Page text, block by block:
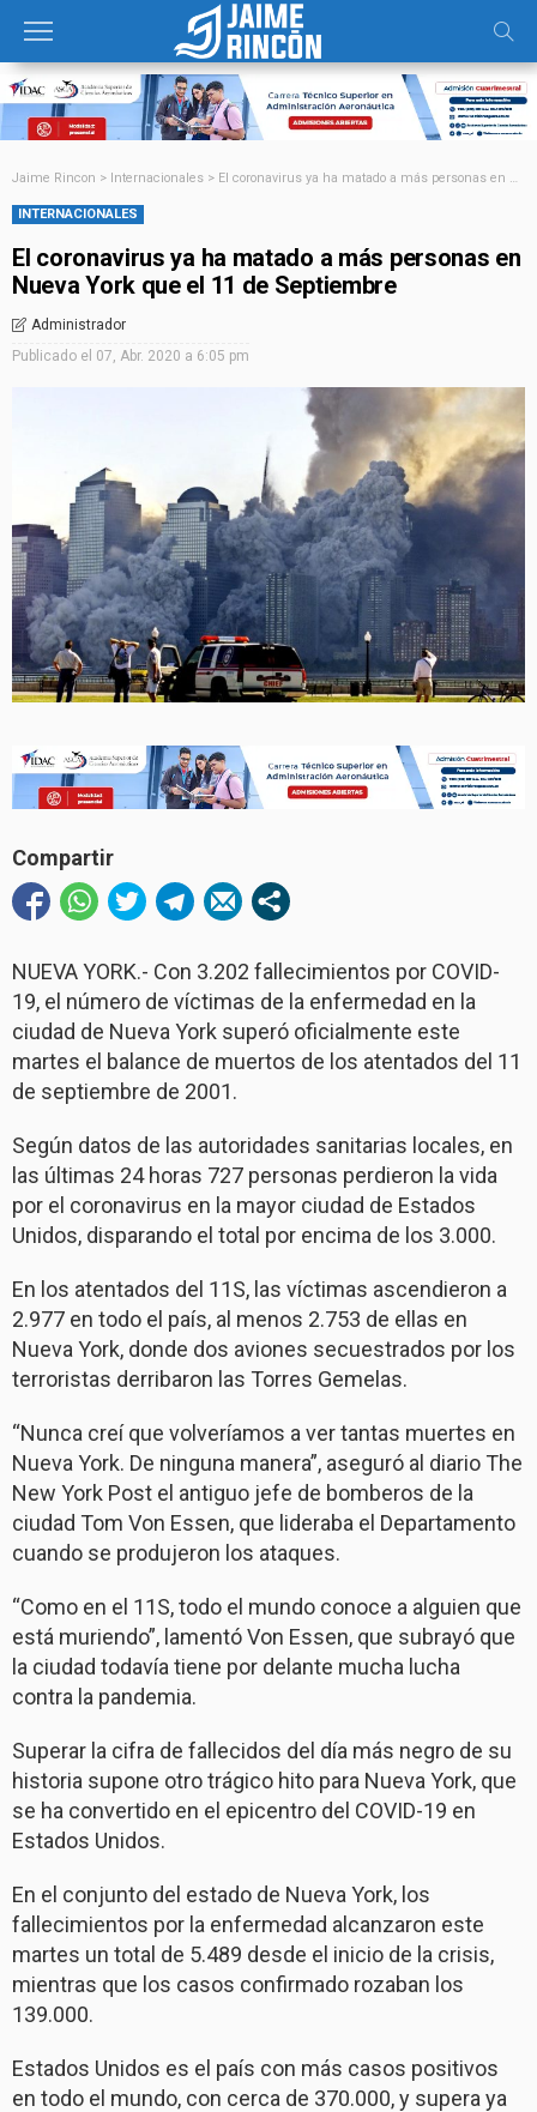
Jaime Rincon > Internacionales > El coronavirus ya ha matado a más personas en Nueva York que el 11 de Septiembre
INTERNACIONALES
El coronavirus ya ha matado a más personas en
Nueva York que el 11 de Septiembre
Administrador
Publicado el 07, Abr. 2020 a 6:05 pm
Compartir
NUEVA YORK.- Con 3.202 fallecimientos por COVID-
19, el número de víctimas de la enfermedad en la
ciudad de Nueva York superó oficialmente este
martes el balance de muertos de los atentados del 11
de septiembre de 2001.
Según datos de las autoridades sanitarias locales, en
las últimas 24 horas 727 personas perdieron la vida
por el coronavirus en la mayor ciudad de Estados
Unidos, disparando el total por encima de los 3.000.
En los atentados del 11S, las víctimas ascendieron a
2.977 en todo el país, al menos 2.753 de ellas en
Nueva York, donde dos aviones secuestrados por los
terroristas derribaron las Torres Gemelas.
“Nunca creí que volveríamos a ver tantas muertes en
Nueva York. De ninguna manera”, aseguró al diario The
New York Post el antiguo jefe de bomberos de la
ciudad Tom Von Essen, que lideraba el Departamento
cuando se produjeron los ataques.
“Como en el 11S, todo el mundo conoce a alguien que
está muriendo”, lamentó Von Essen, que subrayó que
la ciudad todavía tiene por delante mucha lucha
contra la pandemia.
Superar la cifra de fallecidos del día más negro de su
historia supone otro trágico hito para Nueva York, que
se ha convertido en el epicentro del COVID-19 en
Estados Unidos.
En el conjunto del estado de Nueva York, los
fallecimientos por la enfermedad alcanzaron este
martes un total de 5.489 desde el inicio de la crisis,
mientras que los casos confirmado rozaban los
139.000.
Estados Unidos es el país con más casos positivos
en todo el mundo, con cerca de 370.000, y supera ya